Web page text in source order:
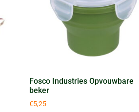
Fosco Industries Opvouwbare
beker
€5,25